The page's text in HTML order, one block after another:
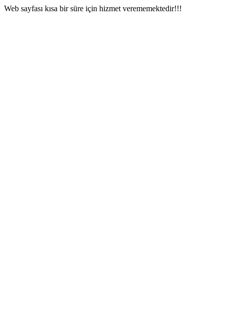
Web sayfası kısa bir süre için hizmet verememektedir!!!